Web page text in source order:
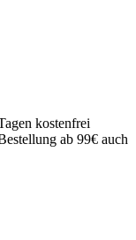
kostenfrei
ab 99€ auch